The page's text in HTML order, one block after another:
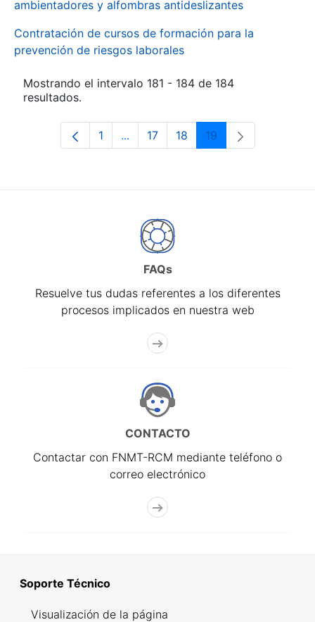
ambientadores y alfombras antideslizantes
Contratación de cursos de formación para la
prevención de riesgos laborales
Mostrando el intervalo 181 - 184 de 184
resultados.
Página
1 ...Páginas intermedias Use TAB para
Página
17 Página
18 Página
19
FAQs
Resuelve tus dudas referentes a los diferentes
procesos implicados en nuestra web
CONTACTO
Contactar con FNMT-RCM mediante teléfono o
correo electrónico
Soporte Técnico
Visualización de la página